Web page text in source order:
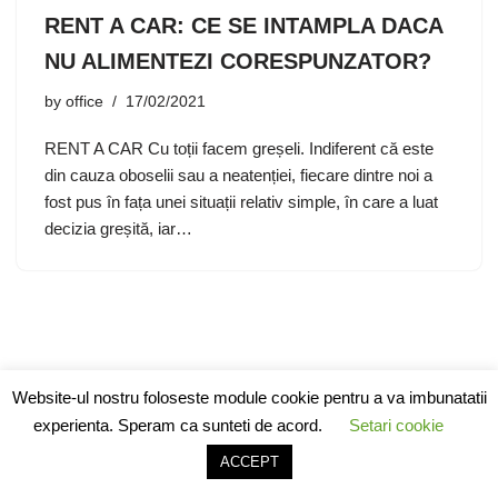
RENT A CAR: CE SE INTAMPLA DACA
NU ALIMENTEZI CORESPUNZATOR?
by office 17/02/2021
RENT A CAR Cu toții facem greșeli. Indiferent că este
din cauza oboselii sau a neatenției, fiecare dintre noi a
fost pus în fața unei situații relativ simple, în care a luat
decizia greșită, iar…
| Powered byWordPress
Website-ul nostru foloseste module cookie pentru a va imbunatatii
experienta. Speram ca sunteti de acord.
Setari cookie
ACCEPT